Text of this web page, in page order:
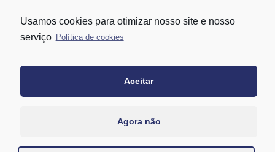
andar – conj. 1305 – Vila Mariana - São Paulo/SP
Usamos cookies para otimizar nosso site e nosso
serviço Política de cookies
Aceitar
Agora não